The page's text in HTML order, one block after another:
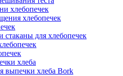
хлебопечек
хлебопечек
для хлебопечек
хлеба
выпечки хлеба Bork